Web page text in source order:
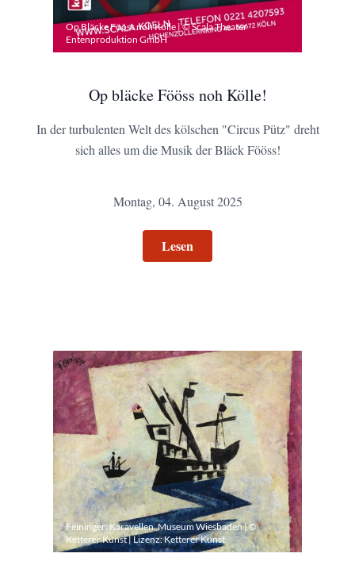
Op Bläcke Fööss noh Kölle | © Scala Theater
Entenproduktion GmbH
Op bläcke Fööss noh Kölle!
In der turbulenten Welt des kölschen "Circus Pütz" dreht
sich alles um die Musik der Bläck Fööss!
Montag, 04. August 2025
Lesen
Feininger: Karavellen. Museum Wiesbaden | ©
Ketterer Kunst | Lizenz:Ketterer Kunst